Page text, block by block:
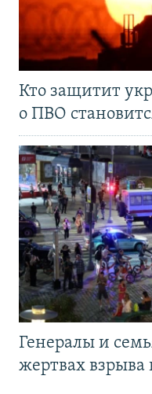
Кто защитит
о ПВО
Генералы и
жертвах взрыва